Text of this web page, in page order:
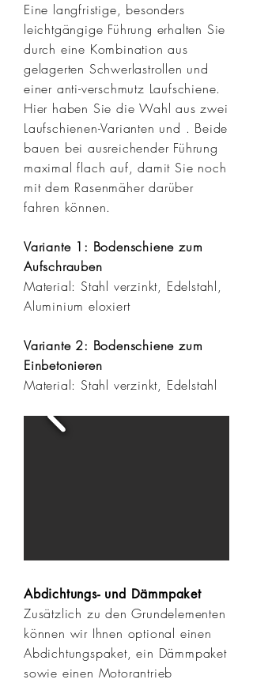
Eine langfristige, besonders
leichtgängige Führung erhalten Sie
durch eine Kombination aus
gelagerten Schwerlastrollen und
einer anti-verschmutz Laufschiene.
Hier haben Sie die Wahl aus zwei
Laufschienen-Varianten und . Beide
bauen bei ausreichender Führung
maximal flach auf, damit Sie noch
mit dem Rasenmäher darüber
fahren können.
Variante 1: Bodenschiene zum
Aufschrauben
Material: Stahl verzinkt, Edelstahl,
Aluminium eloxiert
Variante 2: Bodenschiene zum
Einbetonieren
Material: Stahl verzinkt, Edelstahl
Abdichtungs- und Dämmpaket
Zusätzlich zu den Grundelementen
können wir Ihnen optional einen
Abdichtungspaket, ein Dämmpaket
sowie einen Motorantrieb